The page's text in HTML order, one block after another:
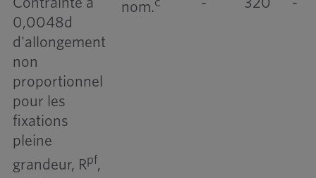
0,0048d
d'allongement
non
proportionnel
pour les
fixations
pleine
grandeur, Rpf,
nom.